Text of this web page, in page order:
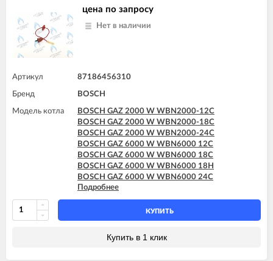
цена по запросу
Нет в наличии
Артикул 87186456310
Бренд BOSCH
Модель котла
BOSCH GAZ 2000 W WBN2000-12C
BOSCH GAZ 2000 W WBN2000-18C
BOSCH GAZ 2000 W WBN2000-24C
BOSCH GAZ 6000 W WBN6000 12C
BOSCH GAZ 6000 W WBN6000 18C
BOSCH GAZ 6000 W WBN6000 18H
BOSCH GAZ 6000 W WBN6000 24C
BOSCH GAZ 6000 W WBN6000 24H
BOSCH GAZ 6000 W WBN6000 28C
BOSCH GAZ 6000 W WBN6000 28H
Подробнее
КУПИТЬ
Купить в 1 клик